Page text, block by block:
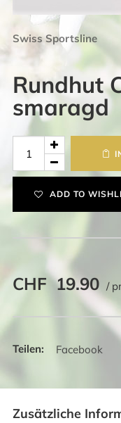
Swiss Sportsline
Rundhut
smaragd
Rundhut
Coolmax
smaragd
ADD TO
CHF 19.90 /
Facebook
Zusätzliche